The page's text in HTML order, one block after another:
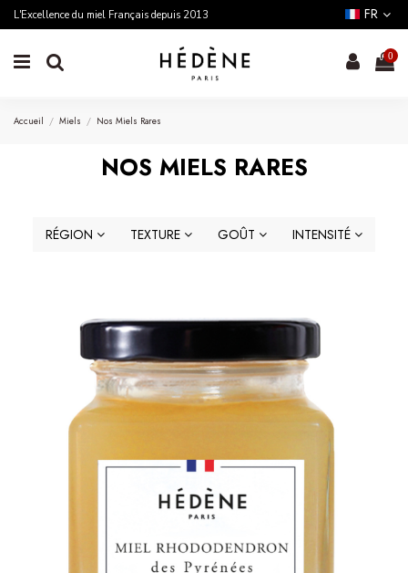
L'Excellence du miel Français depuis 2013 FR
0
Accueil Miels Nos Miels Rares
NOS MIELS RARES
RÉGION TEXTURE GOÛT INTENSITÉ